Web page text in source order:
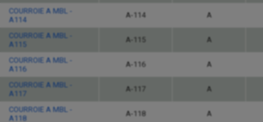
COURROIE A MBL -
A114
A-114 A
COURROIE A MBL -
A115
A-115 A
COURROIE A MBL -
A116
A-116 A
COURROIE A MBL -
A117
A-117 A
COURROIE A MBL -
A118
A-118 A